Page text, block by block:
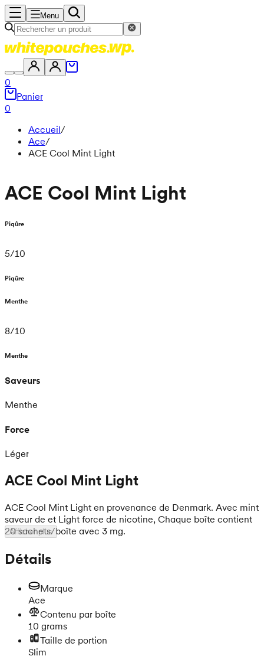
Menu
0
Panier
0
Accueil/
Ace/
ACE Cool Mint Light
ACE Cool Mint Light
Piqûre
5/10
Piqûre
Menthe
8/10
Menthe
Saveurs
Menthe
Force
Léger
ACE Cool Mint Light
ACE Cool Mint Light en provenance de Denmark. Avec mint
saveur de et Light force de nicotine, Chaque boîte contient
20 sachets/boîte avec 3 mg.
Afficher plus
Détails
Marque
Ace
Contenu par boîte
10 grams
Taille de portion
Slim